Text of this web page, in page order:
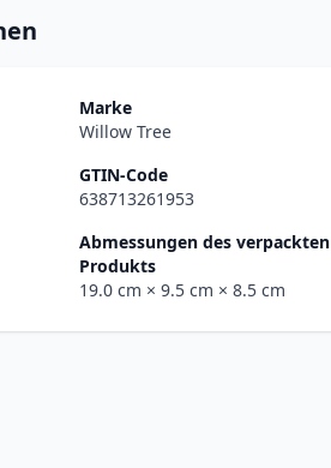
Marke
Willow Tree
GTIN-Code
638713261953
Abmessungen des verpackten
Produkts
19.0 cm × 9.5 cm × 8.5 cm